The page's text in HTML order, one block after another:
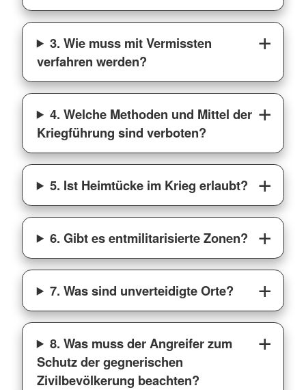
3. Wie muss mit Vermissten
verfahren werden?
4. Welche Methoden und Mittel der
Kriegführung sind verboten?
5. Ist Heimtücke im Krieg erlaubt?
6. Gibt es entmilitarisierte Zonen?
7. Was sind unverteidigte Orte?
8. Was muss der Angreifer zum
Schutz der gegnerischen
Zivilbevölkerung beachten?